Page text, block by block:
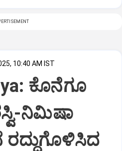
10:40 AM IST
ಕೊನೆಗೂ
ನಿಮಿಷಾ